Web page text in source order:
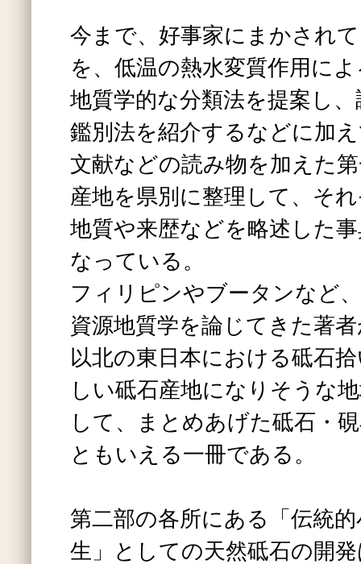
今まで、好事家にまかされ
を、低温の熱水変質作用に
地質学的な分類法を提案し
鑑別法を紹介するなどに加
文献などの読み物を加えた
産地を県別に整理して、そ
地質や来歴などを略述した
なっている。
フィリピンやブータンなど
資源地質学を論じてきた著
以北の東日本における砥石
しい砥石産地になりそうな
して、まとめあげた砥石・
ともいえる一冊である。
第二部の各所にある「伝統
生」としての天然砥石の開